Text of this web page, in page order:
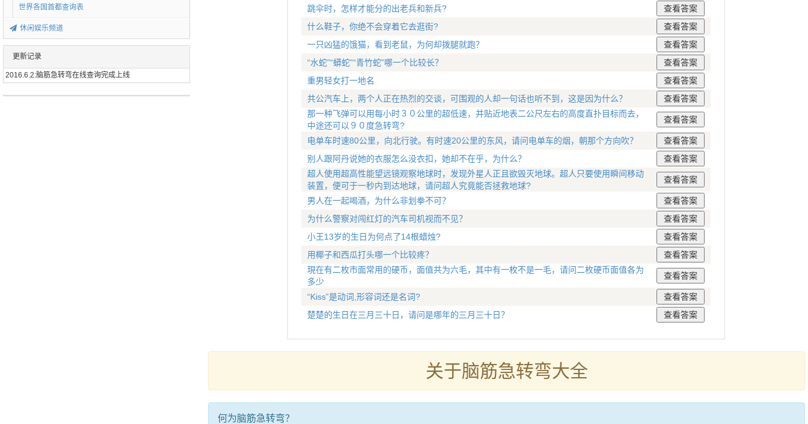
世界各国首都查询表
休闲娱乐频道
更新记录
2016.6.2:脑筋急转弯在线查询完成上线
跳伞时，怎样才能分的出老兵和新兵?
什么鞋子，你绝不会穿着它去逛街?
一只凶猛的饿猫，看到老鼠，为何却拨腿就跑？
“水蛇”“蟒蛇”“青竹蛇”哪一个比较长？
重男轻女打一地名
共公汽车上，两个人正在热烈的交谈，可围观的人却一句话也听不到，这是因为什么？
那一种飞弹可以用每小时３０公里的超低速，并贴近地表二公尺左右的高度直扑目标而去，
中途还可以９０度急转弯?
电单车时速80公里，向北行驶。有时速20公里的东风，请问电单车的烟，朝那个方向吹？
别人跟阿丹说她的衣服怎么没衣扣，她却不在乎，为什么？
超人使用超高性能望远镜观察地球时，发现外星人正且欲毁灭地球。超人只要使用瞬间移动
装置，便可于一秒内到达地球，请问超人究竟能否拯救地球?
男人在一起喝酒，为什么非划拳不可？
为什么警察对闯红灯的汽车司机视而不见？
小王13岁的生日为何点了14根蜡烛?
用椰子和西瓜打头哪一个比较疼？
現在有二枚市面常用的硬币，面值共为六毛，其中有一枚不是一毛，请问二枚硬币面值各为
多少
“Kiss”是动词,形容词还是名词?
楚楚的生日在三月三十日，请问是哪年的三月三十日？
关于脑筋急转弯大全
何为脑筋急转弯？